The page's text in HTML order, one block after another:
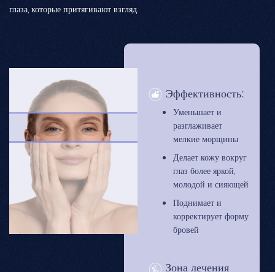
глаза, которые притягивают взгляд.
Эффективность:
Уменьшает и
разглаживает
мелкие морщины
Делает кожу вокруг
глаз более яркой,
молодой и сияющей
Поднимает и
корректирует форму
бровей
Зона лечения